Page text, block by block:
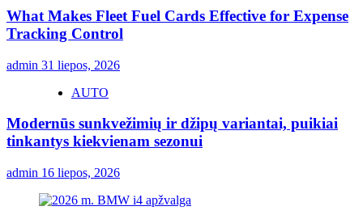
What Makes Fleet Fuel Cards Effective for Expense
Tracking Control
admin 31 liepos, 2026
AUTO
Modernūs sunkvežimių ir džipų variantai, puikiai
tinkantys kiekvienam sezonui
admin 16 liepos, 2026